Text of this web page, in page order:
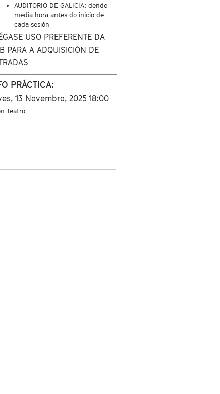
AUDITORIO DE GALICIA: dende
media hora antes do inicio de
cada sesión
USO PREFERENTE DA
PARA A ADQUISICIÓN DE
PRÁCTICA:
13 Novembro, 2025 18:00
Teatro